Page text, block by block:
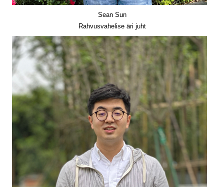
Sean Sun
Rahvusvahelise äri juht